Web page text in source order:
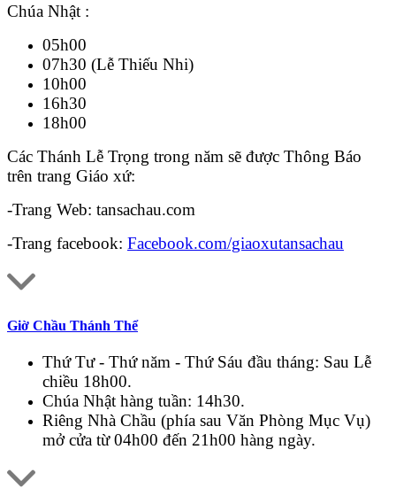
Chúa Nhật :
05h00
07h30 (Lễ Thiếu Nhi)
10h00
16h30
18h00
Các Thánh Lễ Trọng trong năm sẽ được Thông Báo
trên trang Giáo xứ:
-Trang Web: tansachau.com
-Trang facebook: Facebook.com/giaoxutansachau
Giờ Chầu Thánh Thể
Thứ Tư - Thứ năm - Thứ Sáu đầu tháng: Sau Lễ
chiều 18h00.
Chúa Nhật hàng tuần: 14h30.
Riêng Nhà Chầu (phía sau Văn Phòng Mục Vụ)
mở cửa từ 04h00 đến 21h00 hàng ngày.